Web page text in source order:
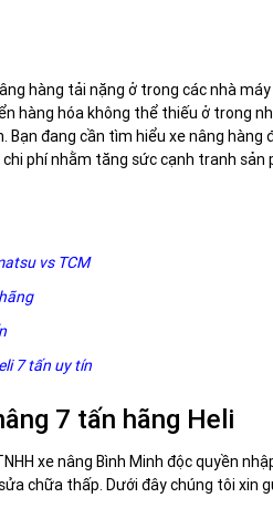
hàng tải nặng ở trong các nhà
hàng hóa không thể thiếu ở trong
Bạn đang cần tìm hiểu xe nâng
phí nhằm tăng sức cạnh tranh sản
vs TCM
7 tấn uy tín
7 tấn hãng Heli
xe nâng Bình Minh độc quyền
chữa thấp. Dưới đây chúng tôi xin